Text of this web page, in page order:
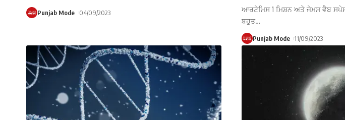
Punjab Mode 04/09/2023
ਆਰਟੇਮਿਸ 1 ਮਿਸ਼ਨ ਅਤੇ ਜੇਮਸ ਵੈਬ
ਬਹੁਤ…
Punjab Mode 11/09/2023